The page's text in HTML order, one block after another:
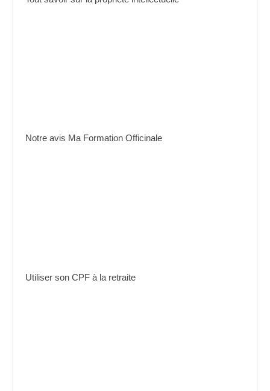
Notre avis Ma Formation Officinale
Utiliser son CPF à la retraite